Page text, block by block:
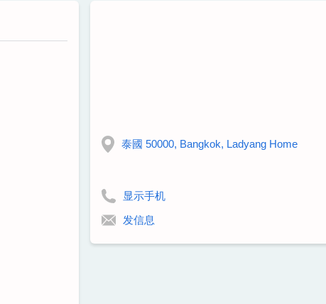
泰國 50000, Bangkok, Ladyang Home
显示手机
发信息